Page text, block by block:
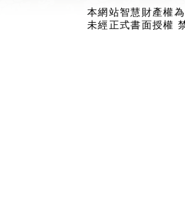
本網站智慧財產權
未經正式書面授權